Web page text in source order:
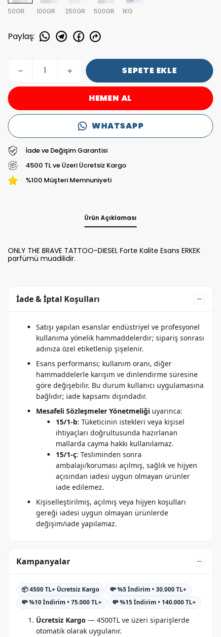
50GR 100GR 250GR 500GR 1KG
Paylaş:
SEPETE EKLE
HEMEN AL
WHATSAPP
İade ve Değişim Garantisi
4500 TL ve Üzeri Ücretsiz Kargo
%100 Müşteri Memnuniyeti
Ürün Açıklaması
ONLY THE BRAVE TATTOO-DIESEL Forte Kalite Esans ERKEK
parfümü muadilidir.
İade & İptal Koşulları
Satışı yapılan esanslar endüstriyel ve profesyonel
kullanıma yönelik hammaddelerdir; sipariş sonrası
adınıza özel etiketlenip şişelenir.
Esans performansı; kullanım oranı, diğer
hammaddelerle karışım ve dinlendirme süresine
göre değişebilir. Bu durum kullanıcı uygulamasına
bağlıdır; iade kapsamı dışındadır.
Mesafeli Sözleşmeler Yönetmeliği uyarınca:
15/1-b: Tüketicinin istekleri veya kişisel
ihtiyaçları doğrultusunda hazırlanan
mallarda cayma hakkı kullanılamaz.
15/1-ç: Tesliminden sonra
ambalajı/koruması açılmış, sağlık ve hijyen
açısından iadesi uygun olmayan ürünler
iade edilemez.
Kişiselleştirilmiş, açılmış veya hijyen koşulları
gereği iadesi uygun olmayan ürünlerde
değişim/iade yapılamaz.
Kampanyalar
📦 4500 TL+ Ücretsiz Kargo
💸 %5 İndirim • 30.000 TL+
💸 %10 İndirim • 75.000 TL+
💸 %15 İndirim • 140.000 TL+
Ücretsiz Kargo — 4500TL ve üzeri siparişlerde
otomatik olarak uygulanır.